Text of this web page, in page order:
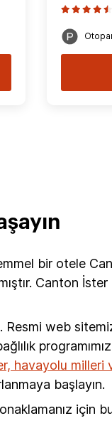
bir otele
Canton
web
programımız
havayolu milleri
başlayın.
için